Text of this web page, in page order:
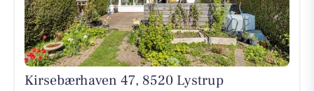
Kirsebærhaven 47, 8520 Lystrup